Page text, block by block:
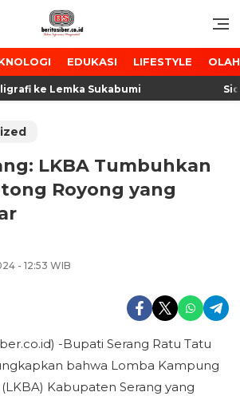
BeritaSiber.co.id
Tanggap Dan Akurat
EDUKASI LIFESTYLE
ke Lemka Sukabumi
LKBA Tumbuhkan
Royong yang
- 12:53 WIB
-Bupati Serang Ratu Tatu
bahwa Lomba Kampung
Kabupaten Serang yang